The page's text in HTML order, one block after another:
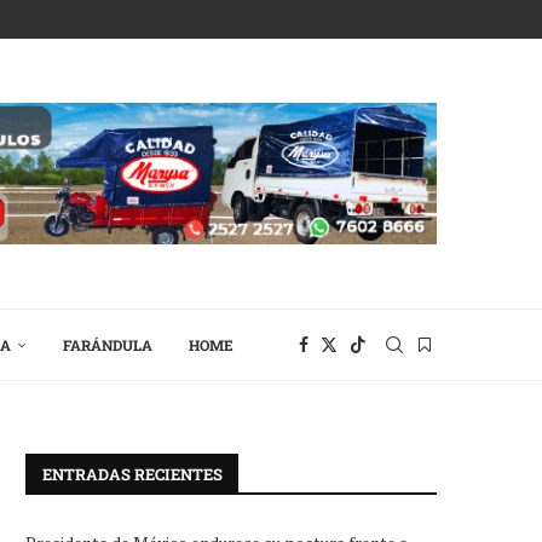
FARÁNDULA HOME
ENTRADAS RECIENTES